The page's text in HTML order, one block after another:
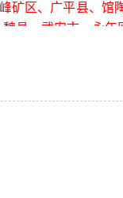
区、广平县、馆
县、武安市、永年
会区（详细送货
作为最终成交价格
可咨询